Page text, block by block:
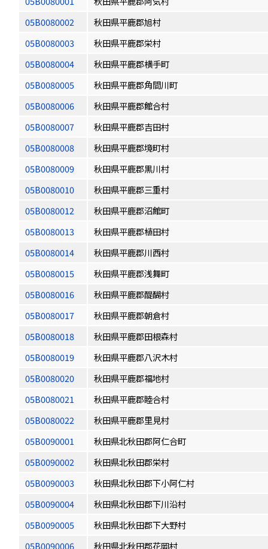
05B0080002
秋田県平鹿郡旭村
05B0080003
秋田県平鹿郡栄村
05B0080004
秋田県平鹿郡横手町
05B0080005
秋田県平鹿郡角間川町
05B0080006
秋田県平鹿郡館合村
05B0080007
秋田県平鹿郡吉田村
05B0080008
秋田県平鹿郡境町村
05B0080009
秋田県平鹿郡黒川村
05B0080010
秋田県平鹿郡三重村
05B0080012
秋田県平鹿郡沼館町
05B0080013
秋田県平鹿郡植田村
05B0080014
秋田県平鹿郡川西村
05B0080015
秋田県平鹿郡浅舞町
05B0080016
秋田県平鹿郡醍醐村
05B0080017
秋田県平鹿郡朝倉村
05B0080018
秋田県平鹿郡田根森村
05B0080019
秋田県平鹿郡八沢木村
05B0080020
秋田県平鹿郡福地村
05B0080021
秋田県平鹿郡睦合村
05B0080022
秋田県平鹿郡里見村
05B0090001
秋田県北秋田郡阿仁合町
05B0090002
秋田県北秋田郡栄村
05B0090003
秋田県北秋田郡下小阿仁村
05B0090004
秋田県北秋田郡下川沿村
05B0090005
秋田県北秋田郡下大野村
05B0090006
秋田県北秋田郡花岡村